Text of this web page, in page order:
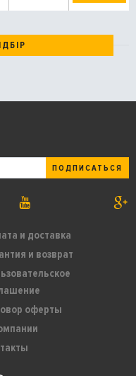
и доставка
и возврат
оферты
ПОДПИСАТЬСЯ